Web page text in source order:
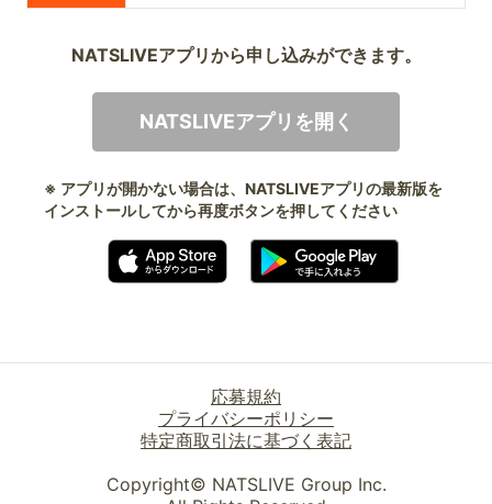
NATSLIVEアプリから申し込みができます。
NATSLIVEアプリを開く
※ アプリが開かない場合は、NATSLIVEアプリの最新版を
インストールしてから再度ボタンを押してください
応募規約
プライバシーポリシー
特定商取引法に基づく表記
Copyright© NATSLIVE Group Inc.